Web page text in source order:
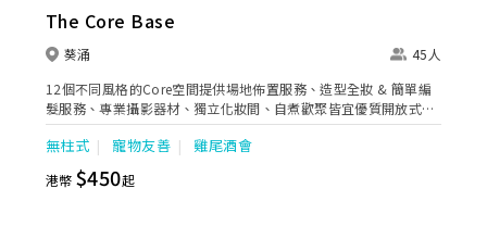
The Core Base
葵涌
45人
12個不同風格的Core空間提供場地佈置服務、造型全妝 & 簡單編
髮服務、專業攝影器材、獨立化妝間、自煮歡聚皆宜優質開放式廚
房&無酒精飲料任飲、盡興玩樂免費提供投影設備、遊戲片與遊戲
設備、桌遊。
無柱式 寵物友善 雞尾酒會
港幣$450起